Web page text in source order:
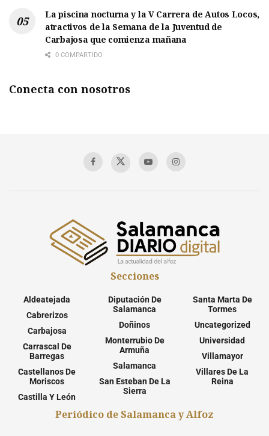
La piscina nocturna y la V Carrera de Autos Locos,
atractivos de la Semana de la Juventud de
Carbajosa que comienza mañana
0 COMPARTIDO
Conecta con nosotros
Secciones
Aldeatejada
Cabrerizos
Carbajosa
Carrascal De
Barregas
Castellanos De
Moriscos
Castilla Y León
Diputación De
Salamanca
Doñinos
Monterrubio De
Armuña
Salamanca
San Esteban De La
Sierra
Santa Marta De
Tormes
Uncategorized
Universidad
Villamayor
Villares De La
Reina
Periódico de Salamanca y Alfoz